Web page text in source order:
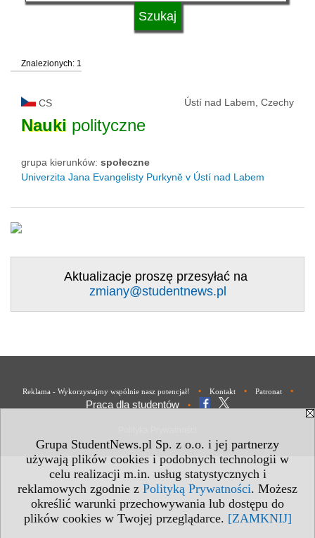
Grupa StudentNews.pl Sp. z o.o. i jej partnerzy
używają plików cookies i podobnych technologii w
celu realizacji m.in. usług statystycznych i
reklamowych zgodnie z Polityką Prywatności. Możesz
określić warunki przechowywania lub dostępu do
plików cookies w Twojej przeglądarce. [ZAMKNIJ]
status uczelni
Znalezionych: 1
CS Ústí nad Labem, Czechy
Nauki polityczne
grupa kierunków: społeczne
Univerzita Jana Evangelisty Purkyně v Ústí nad Labem
Aktualizacje proszę przesyłać na
zmiany@studentnews.pl
Reklama - Wykorzystajmy wspólnie nasz potencjał! • Kontakt • Patronat •
Praca dla studentów •